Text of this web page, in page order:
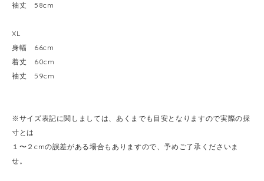
袖丈 58cm
XL
身幅 66cm
着丈 60cm
袖丈 59cm
※サイズ表記に関しましては、あくまでも目安となりますので実際の採
寸とは
１〜２cmの誤差がある場合もありますので、予めご了承くださいま
せ。